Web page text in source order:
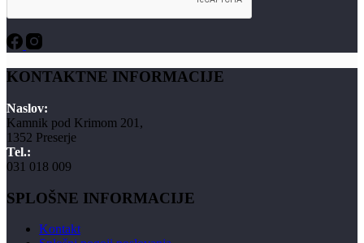
KONTAKTNE INFORMACIJE
Naslov:
Kamnik pod Krimom 201,
1352 Preserje
Tel.:
031 018 009
SPLOŠNE INFORMACIJE
Kontakt